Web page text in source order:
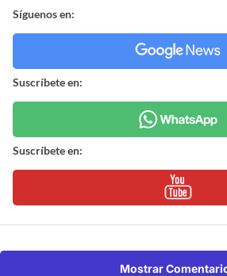
Síguenos en:
Suscríbete en:
Suscríbete en:
Mostrar